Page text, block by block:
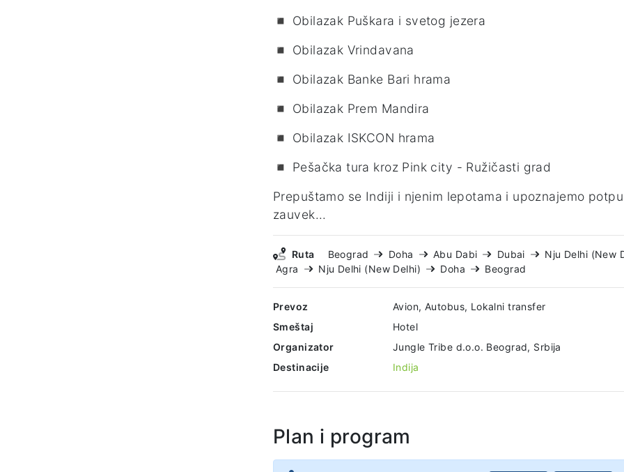
◾ Obilazak Puškara i svetog jezera
◾ Obilazak Vrindavana
◾ Obilazak Banke Bari hrama
◾ Obilazak Prem Mandira
◾ Obilazak ISKCON hrama
◾ Pešačka tura kroz Pink city - Ružičasti grad
Prepuštamo se Indiji i njenim lepotama i upoznajemo
zauvek...
Ruta Beograd Doha Abu Dabi Dubai
Nju Delhi (New
Agra
Nju Delhi (New Delhi) Doha Beograd
Prevoz
Avion, Autobus, Lokalni transfer
Smeštaj
Hotel
Organizator
Jungle Tribe d.o.o. Beograd, Srbija
Destinacije
Indija
Plan i program